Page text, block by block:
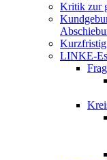
Kritik zur
LINKE-